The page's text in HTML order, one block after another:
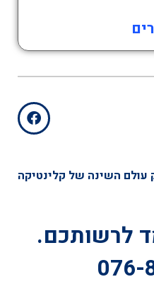
עולם השינה של קלינטיקה
לרשותכם.